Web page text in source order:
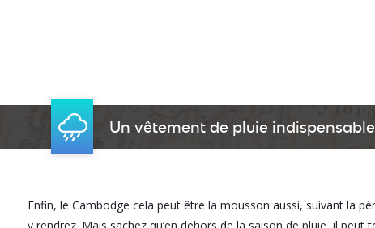
Un vêtement de pluie
Enfin, le Cambodge cela peut être la mousson aussi, suivant la